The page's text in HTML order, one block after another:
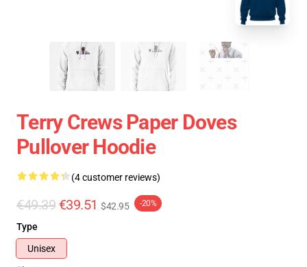
Terry Crews Paper Doves
Pullover Hoodie
(4 customer reviews)
€49.39 €39.51 $42.95 -20%
Type
Unisex